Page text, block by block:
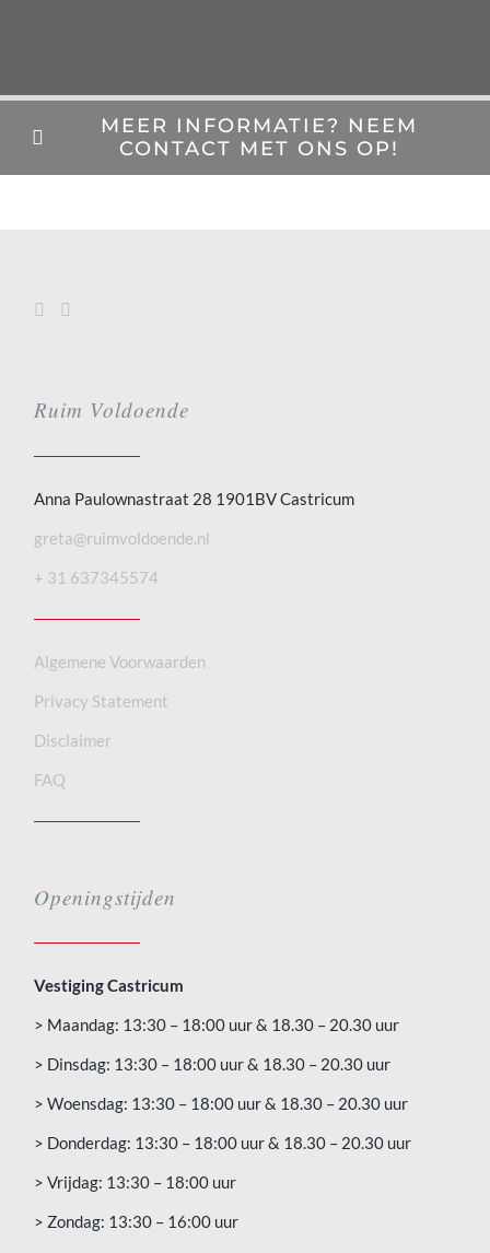
MEER INFORMATIE? NEEM
CONTACT MET ONS OP!
Ruim Voldoende
Anna Paulownastraat 28 1901BV Castricum
greta@ruimvoldoende.nl
+ 31 637345574
Algemene Voorwaarden
Privacy Statement
Disclaimer
FAQ
Openingstijden
Vestiging Castricum
> Maandag: 13:30 – 18:00 uur & 18.30 – 20.30 uur
> Dinsdag: 13:30 – 18:00 uur & 18.30 – 20.30 uur
> Woensdag: 13:30 – 18:00 uur & 18.30 – 20.30 uur
> Donderdag: 13:30 – 18:00 uur & 18.30 – 20.30 uur
> Vrijdag: 13:30 – 18:00 uur
> Zondag: 13:30 – 16:00 uur